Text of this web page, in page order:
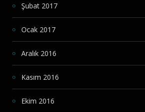
Şubat 2017
Ocak 2017
Aralık 2016
Kasım 2016
Ekim 2016